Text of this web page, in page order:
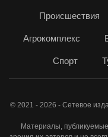
Происшествия
Агрокомплекс
Спорт
© 2021 - 2026 - Сетевое
Материалы,